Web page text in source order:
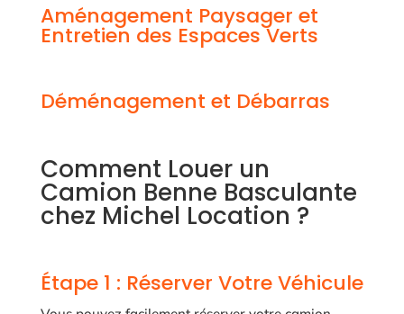
Aménagement Paysager et
Entretien des Espaces Verts
Déménagement et Débarras
Comment Louer un
Camion Benne Basculante
chez Michel Location ?
Étape 1 : Réserver Votre Véhicule